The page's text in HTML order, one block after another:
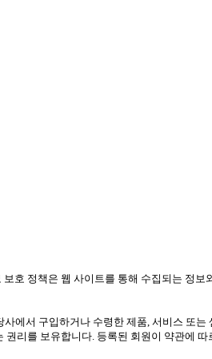
호 정책은 웹 사이트를 통해 수집되는 정
서 구입하거나 수령한 제품, 서비스 또
리를 보유합니다. 등록된 회원이 약관에